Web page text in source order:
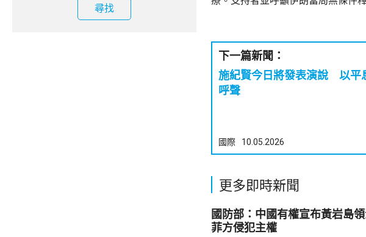
尋找
下一篇新聞：
施紀賢今日將發表演說 以平
呼聲
國際 10.05.2026
更多即時新聞
國防部：中國有權宣布黃岩島
菲方侵犯主權